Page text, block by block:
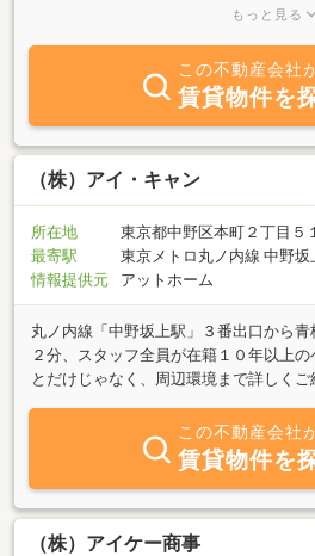
切にしております。どんな事でもお気
す。 留学や海外からの方も、お気軽に
ｋ ｙｏｕ for ｃｈｅｃｋｉｎｇ ｏ
Ｗｅ ｗａｎｔ ｔｏ ｓｅｅ ｙｏｕ
ｏｎ ｗｈｅｎ ｙｏｕ ｆｏｕｎｄ
ｖｅ．
もっと見る
この不動産会社
賃貸物件を
（株）アイ・キャン
所在地
東京都中野区本町２丁目５
最寄駅
東京メトロ丸ノ内線 中野坂
情報提供元
アットホーム
丸ノ内線「中野坂上駅」３番出口から
２分、スタッフ全員が在籍１０年以上
とだけじゃなく、周辺環境まで詳しくご
この不動産会社
賃貸物件を
（株）アイケー商事